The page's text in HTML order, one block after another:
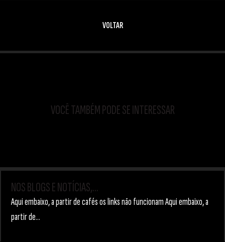
VOLTAR
VOCÊ TAMBÉM PODE SE INTERESSAR
NOS BLOGS E NOTÍCIAS,...
Aqui embaixo, a partir de cafés os links não funcionam Aqui embaixo, a
partir de...